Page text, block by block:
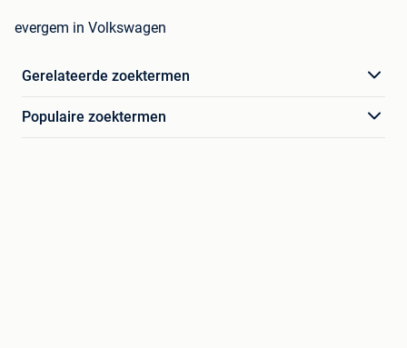
evergem in Volkswagen
Gerelateerde zoektermen
Populaire zoektermen